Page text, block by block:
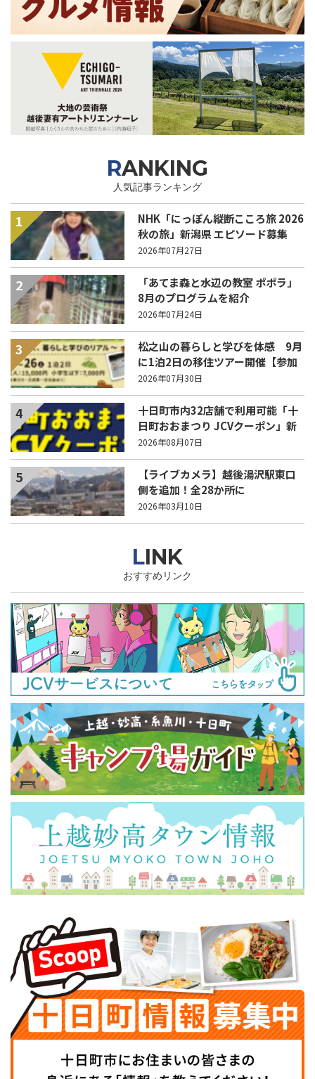
RANKING
人気記事ランキング
1
NHK「にっぽん縦断こころ旅 2026
秋の旅」新潟県 エピソード募集
中！
2026年07月27日
2
「あてま森と水辺の教室 ポポラ」
8月のプログラムを紹介
2026年07月24日
3
松之山の暮らしと学びを体感 9月
に1泊2日の移住ツアー開催【参加
家族募集】
2026年07月30日
4
十日町市内32店舗で利用可能「十
日町おおまつり JCVクーポン」新
聞折込をご覧ください！
2026年08月07日
5
【ライブカメラ】越後湯沢駅東口
側を追加！全28か所に
2026年03月10日
LINK
おすすめリンク